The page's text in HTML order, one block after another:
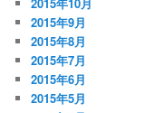
2015年10月
2015年9月
2015年8月
2015年7月
2015年6月
2015年5月